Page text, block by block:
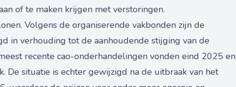
of te maken krijgen met verstoringen.
Volgens de organiserende vakbonden zijn de
in verhouding tot de aanhoudende stijging van de
recente cao-onderhandelingen vonden eind 2025 en
De situatie is echter gewijzigd na de uitbraak van het